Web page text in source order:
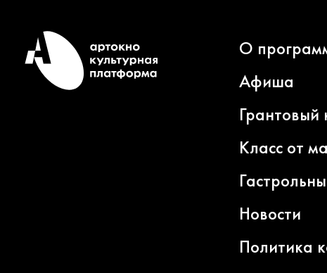
О
Афиша
Грантовый
Класс от
Новости
Политика